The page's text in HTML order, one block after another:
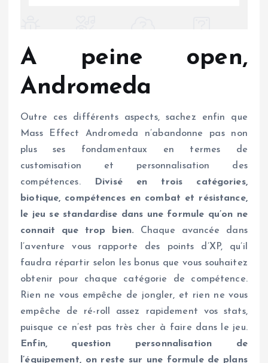
A peine open,
Andromeda
Outre ces différents aspects, sachez enfin que
Mass Effect Andromeda n’abandonne pas non
plus ses fondamentaux en termes de
customisation et personnalisation des
compétences.
Divisé en trois catégories,
biotique, compétences en combat et résistance,
le jeu se standardise dans une formule qu’on ne
connait que trop bien. Chaque avancée dans
l’aventure vous rapporte des points d’XP, qu’il
faudra répartir selon les bonus que vous souhaitez
obtenir pour chaque catégorie de compétence.
Rien ne vous empêche de jongler, et rien ne vous
empêche de ré-roll assez rapidement vos stats,
puisque ce n’est pas très cher à faire dans le jeu.
Enfin, question personnalisation de
l’équipement, on reste sur une formule de plans